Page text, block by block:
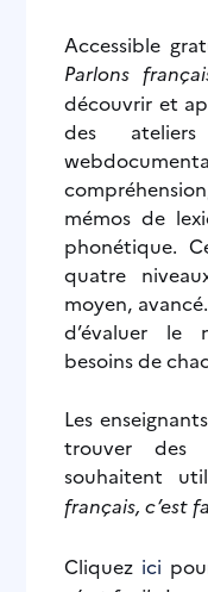
Accessible
Parlons
découvrir et
des
mémos de
phonétique.
quatre
moyen,
d’évaluer le
besoins de
Les
trouver des
souhaitent
français, c’est
Cliquez ici